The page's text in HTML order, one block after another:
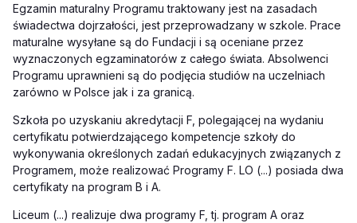
Egzamin maturalny Programu traktowany jest na zasadach
świadectwa dojrzałości, jest przeprowadzany w szkole. Prace
maturalne wysyłane są do Fundacji i są oceniane przez
wyznaczonych egzaminatorów z całego świata. Absolwenci
Programu uprawnieni są do podjęcia studiów na uczelniach
zarówno w Polsce jak i za granicą.
Szkoła po uzyskaniu akredytacji F, polegającej na wydaniu
certyfikatu potwierdzającego kompetencje szkoły do
wykonywania określonych zadań edukacyjnych związanych z
Programem, może realizować Programy F. LO (...) posiada dwa
certyfikaty na program B i A.
Liceum (...) realizuje dwa programy F, tj. program A oraz